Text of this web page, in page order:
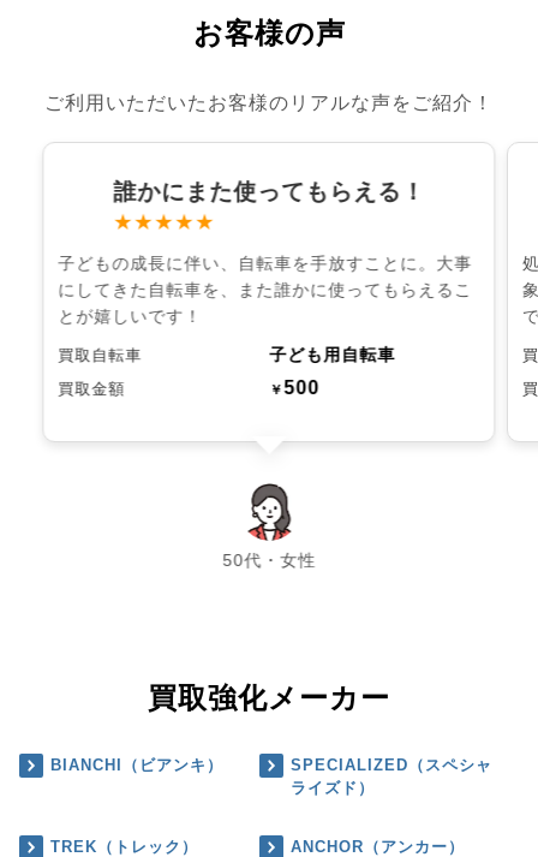
お客様の声
ご利用いただいたお客様のリアルな声をご紹介！
誰かにまた使ってもらえる！
★★★★★
子どもの成長に伴い、自転車を手放すことに。大事
にしてきた自転車を、また誰かに使ってもらえるこ
とが嬉しいです！
買取自転車 子ども用自転車
買取金額 ￥500
50代・女性
chevron_left chevron_right
買取強化メーカー
BIANCHI（ビアンキ）
SPECIALIZED（スペシャ
ライズド）
TREK（トレック） ANCHOR（アンカー）